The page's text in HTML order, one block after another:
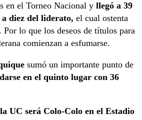
en el Torneo Nacional y llegó a 39
diez del liderato, el cual ostenta
lo que los deseos de títulos para
comienzan a esfumarse.
sumó un importante punto de
en el quinto lugar con 36
UC será Colo-Colo en el Estadio